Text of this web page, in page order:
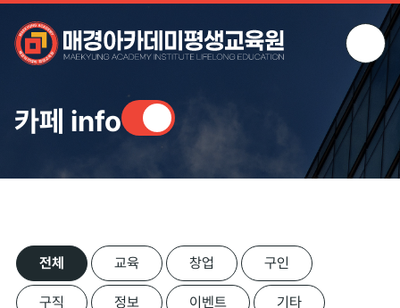
카페 info
전체 교육 창업 구인
구직 정보 이벤트 기타